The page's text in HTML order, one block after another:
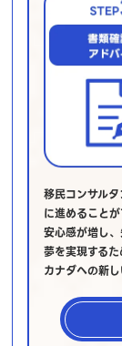
移民コンサル
に進めること
安心感が増し
夢を実現する
カナダへの新